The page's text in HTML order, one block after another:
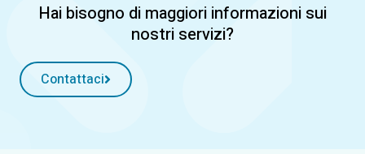
Hai bisogno di maggiori informazioni sui
nostri servizi?
Contattaci